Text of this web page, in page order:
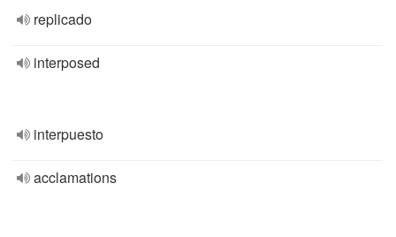
replicado
interposed
interpuesto
acclamations